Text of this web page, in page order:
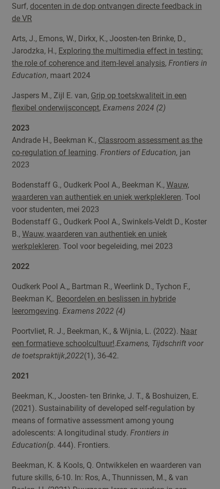
Surf, docenten in de dop ontvangen directe feedback in
de VR
Arts, J., Emons, W., Dirkx, K., Joosten-ten Brinke, D.,
Jarodzka, H., Exploring the multimedia effect in testing:
the role of coherence and item-level analysis, Frontiers in
Education, maart 2024
Jaspers M., Zijl E. van, Grip op toetskwaliteit in een
flexibel onderwijsconcept, Examens 2024 (2)
2023
Andrade H., Beekman K., Classroom assessment as the
co-regulation of learning. Frontiers of Education, jan
2023
Bodenstaff G., Oudkerk Pool A., Beekman K., Wauw,
waarderen van authentiek en uniek werkplekleren. Tool
voor studenten, mei 2023
Bodenstaff G., Oudkerk Pool A., Swinkels-Veldt D., Koster
B., Wauw, waarderen van authentiek en uniek
werkplekleren. Tool voor begeleiding, mei 2023
2022
Oudkerk Pool A.,, Bartman R., Weerlink D., Tychon F.,
Beekman K,. Beoordelen en beslissen in hybride
leeromgeving. Examens 2022 (4)
Poortvliet, R. J., Beekman, K., & Wijnia, L. (2022). Naar
een formatieve schoolcultuur!.Examens, Tijdschrift voor
de toetspraktijk,2022(1), 36-42.
2021
Beekman, K., Joosten- ten Brinke, J. T., & Boshuizen, E.
(2021). Sustainability of developed self-regulation by
means of formative assessment among young
adolescents: A longitudinal study. Frontiers in
Education(p. 444). Frontiers.
Beekman, K. & Kools, Q. Ontwikkelen en waarderen van
future skills, 6-10. In: Ros, A., Thunnissen, M., & van